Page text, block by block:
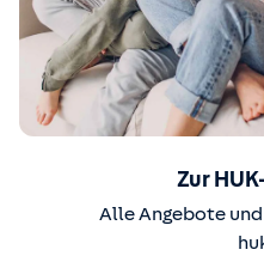
Zur
Alle Angebote